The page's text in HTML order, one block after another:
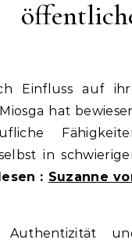
Einfluss auf
hat
in
: Suzanne
Authentizität